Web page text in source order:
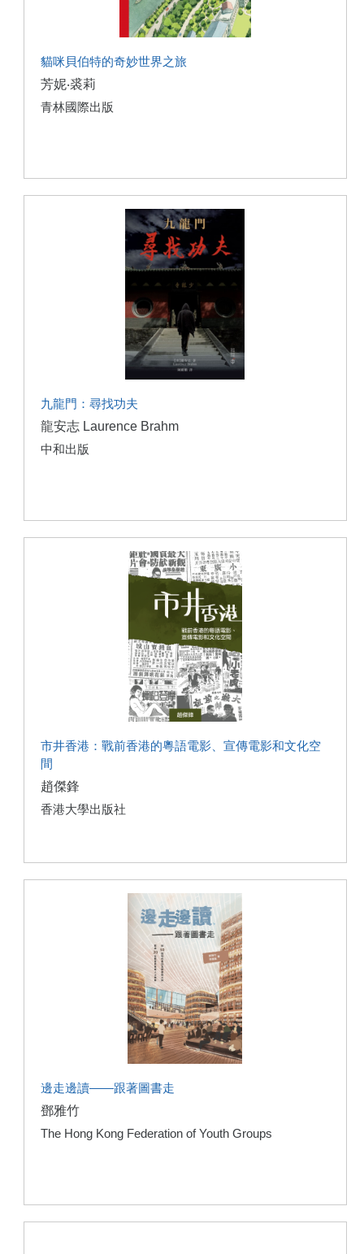
貓咪貝伯特的奇妙世界之旅
芳妮‧裘莉
青林國際出版
九龍門：尋找功夫
龍安志 Laurence Brahm
中和出版
市井香港：戰前香港的粵語電影、宣傳電影和文化空
間
趙傑鋒
香港大學出版社
邊走邊讀——跟著圖書走
鄧雅竹
The Hong Kong Federation of Youth Groups